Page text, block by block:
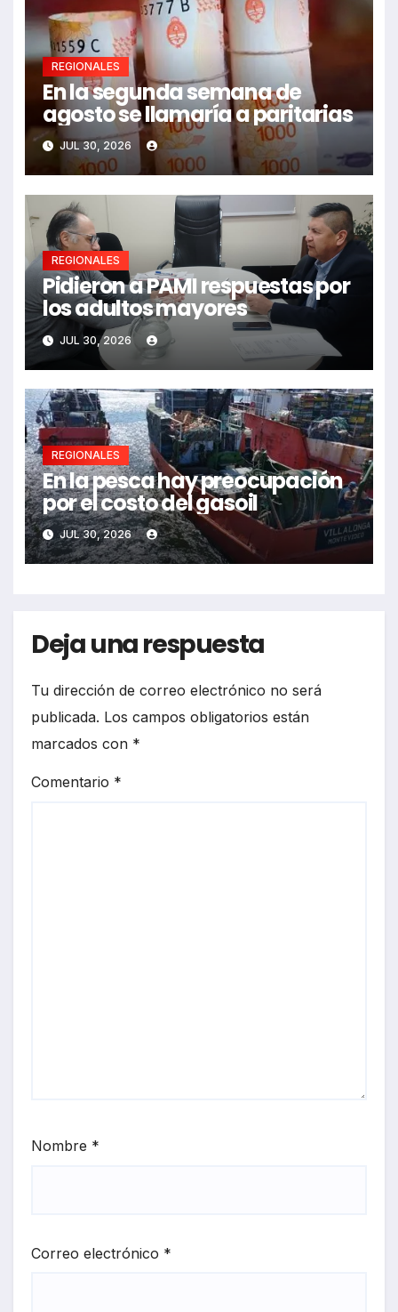
REGIONALES
En la segunda semana de
agosto se llamaría a paritarias
JUL 30, 2026
REGIONALES
Pidieron a PAMI respuestas por
los adultos mayores
JUL 30, 2026
REGIONALES
En la pesca hay preocupación
por el costo del gasoil
JUL 30, 2026
Deja una respuesta
Tu dirección de correo electrónico no será
publicada. Los campos obligatorios están
marcados con *
Comentario *
Nombre *
Correo electrónico *